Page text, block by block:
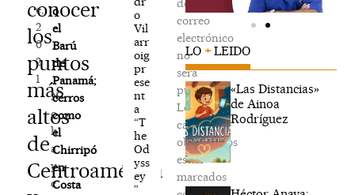
conocer
los
puntos
más
altos
de
Centroamérica
e,
2
0
2
1
N
o
h
a
y
c
o
el
Barú
de
Panamá;
cerros
como
el
Chirripó
en
Costa
o
Vil
arr
oig
pr
ese
nt
a
“T
he
Od
yss
ey
”
de
correo
electrónico
no
será
publicada.
Los
campos
obligatorios
están
marcados
LO + LEIDO
«Las Distancias»
de Ainoa
Rodríguez